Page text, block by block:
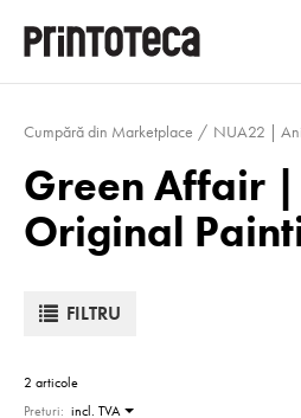
Cumpără din Marketplace NUA22 |
Green Affair
Original
FILTRU
2 articole
Preturi: incl. TVA